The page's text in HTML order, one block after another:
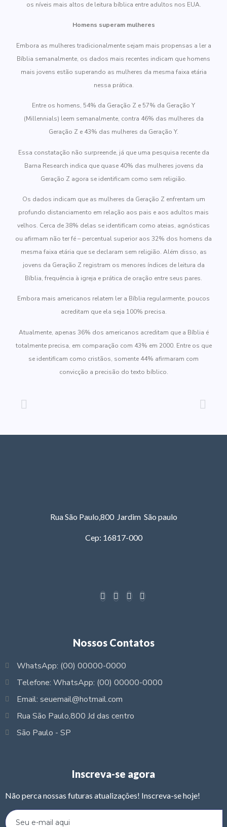
os níveis mais altos de leitura bíblica entre adultos nos EUA.
Homens superam mulheres
Embora as mulheres tradicionalmente sejam mais propensas a ler a
Bíblia semanalmente, os dados mais recentes indicam que homens
mais jovens estão superando as mulheres da mesma faixa etária
nessa prática.
Entre os homens, 54% da Geração Z e 57% da Geração Y
(Millennials) leem semanalmente, contra 46% das mulheres da
Geração Z e 43% das mulheres da Geração Y.
Essa constatação não surpreende, já que uma pesquisa recente da
Barna Research indica que quase 40% das mulheres jovens da
Geração Z agora se identificam como sem religião.
Os dados indicam que as mulheres da Geração Z enfrentam um
profundo distanciamento em relação aos pais e aos adultos mais
velhos. Cerca de 38% delas se identificam como ateias, agnósticas
ou afirmam não ter fé – percentual superior aos 32% dos homens da
mesma faixa etária que se declaram sem religião. Além disso, as
jovens da Geração Z registram os menores índices de leitura da
Bíblia, frequência à igreja e prática de oração entre seus pares.
Embora mais americanos relatem ler a Bíblia regularmente, poucos
acreditam que ela seja 100% precisa.
Atualmente, apenas 36% dos americanos acreditam que a Bíblia é
totalmente precisa, em comparação com 43% em 2000. Entre os que
se identificam como cristãos, somente 44% afirmaram com
convicção a precisão do texto bíblico.
Rua São Paulo,800 Jardim São paulo
Cep: 16817-000
Nossos Contatos
WhatsApp: (00) 00000-0000
Telefone: WhatsApp: (00) 00000-0000
Email: seuemail@hotmail.com
Rua São Paulo,800 Jd das centro
São Paulo - SP
Inscreva-se agora
Não perca nossas futuras atualizações! Inscreva-se hoje!